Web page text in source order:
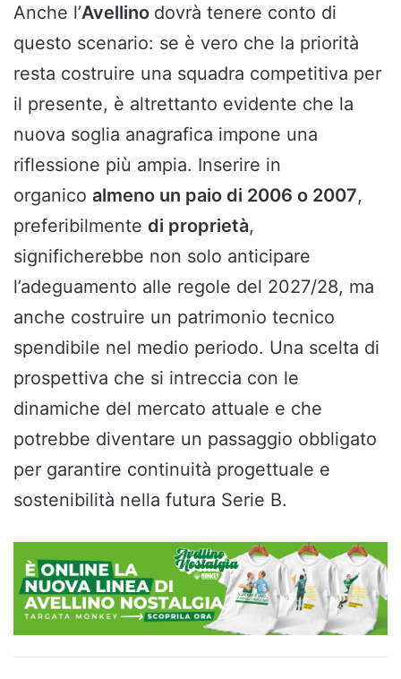
Anche l’Avellino dovrà tenere conto di
questo scenario: se è vero che la priorità
resta costruire una squadra competitiva per
il presente, è altrettanto evidente che la
nuova soglia anagrafica impone una
riflessione più ampia. Inserire in
organico almeno un paio di 2006 o 2007,
preferibilmente di proprietà,
significherebbe non solo anticipare
l’adeguamento alle regole del 2027/28, ma
anche costruire un patrimonio tecnico
spendibile nel medio periodo. Una scelta di
prospettiva che si intreccia con le
dinamiche del mercato attuale e che
potrebbe diventare un passaggio obbligato
per garantire continuità progettuale e
sostenibilità nella futura Serie B.